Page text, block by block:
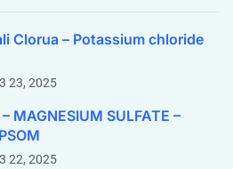
Clorua – Potassium chloride
23, 2025
MAGNESIUM SULFATE –
22, 2025